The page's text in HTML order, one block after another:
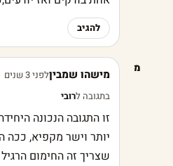
להגיב
מ מישהו שמביןלפני 3 שנים
בתגובה לרובי
זו התגובה הנכונה
יותר וישר מקפיא, ככה